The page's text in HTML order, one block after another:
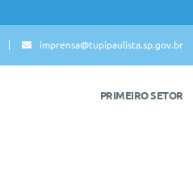
imprensa@tupipaulista.sp.gov.br
PRIMEIRO SETOR